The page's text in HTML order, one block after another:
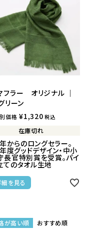
フラー オリジナル ｜
リーン
価格 ¥1,320 税込
在庫切れ
からのロングセラー。
度グッドデザイン・中小
長官特別賞を受賞。パイ
てのタオル生地
を見る
が高い順 おすすめ順